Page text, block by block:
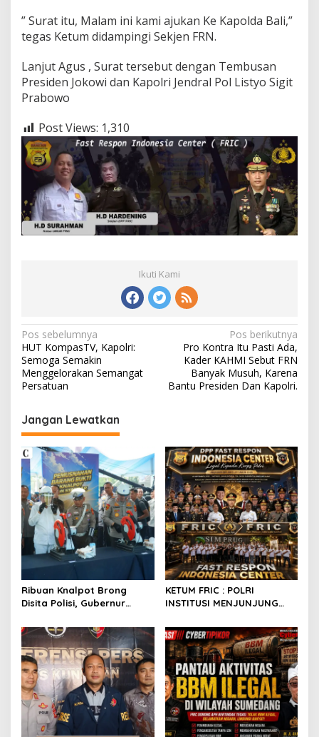
” Surat itu, Malam ini kami ajukan Ke Kapolda Bali,”
tegas Ketum didampingi Sekjen FRN.
Lanjut Agus , Surat tersebut dengan Tembusan
Presiden Jokowi dan Kapolri Jendral Pol Listyo Sigit
Prabowo
Post Views: 1,310
Ikuti Kami
Navigasi
pos
Pos sebelumnya
HUT KompasTV, Kapolri:
Semoga Semakin
Menggelorakan Semangat
Persatuan
Pos berikutnya
Pro Kontra Itu Pasti Ada,
Kader KAHMI Sebut FRN
Banyak Musuh, Karena
Bantu Presiden Dan Kapolri.
Jangan Lewatkan
Ribuan Knalpot Brong
Disita Polisi, Gubernur
Berikan Kompensasi
Knalpot Standar
KETUM FRIC : POLRI
INSTITUSI MENJUNJUNG
TEGAS TERHADAP ANGGOTA
YANG MELAKUKAN
PELANGGARAN